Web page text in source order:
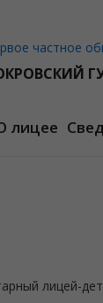
частное
лицее
лицей-